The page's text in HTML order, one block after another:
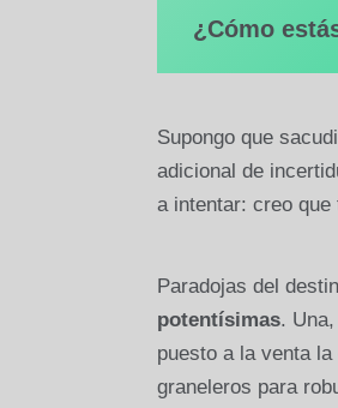
¿Cómo
Supongo que
adicional de
a intentar: creo que
Paradojas del
potentísimas.
puesto a la venta
graneleros para